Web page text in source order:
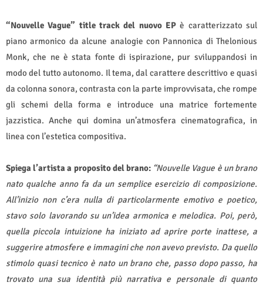
“Nouvelle Vague” title track del nuovo EP è caratterizzato sul
piano armonico da alcune analogie con Pannonica di Thelonious
Monk, che ne è stata fonte di ispirazione, pur sviluppandosi in
modo del tutto autonomo. Il tema, dal carattere descrittivo e quasi
da colonna sonora, contrasta con la parte improvvisata, che rompe
gli schemi della forma e introduce una matrice fortemente
jazzistica. Anche qui domina un’atmosfera cinematografica, in
linea con l’estetica compositiva.
Spiega l’artista a proposito del brano: “Nouvelle Vague è un brano
nato qualche anno fa da un semplice esercizio di composizione.
All’inizio non c’era nulla di particolarmente emotivo e poetico,
stavo solo lavorando su un’idea armonica e melodica. Poi, però,
quella piccola intuizione ha iniziato ad aprire porte inattese, a
suggerire atmosfere e immagini che non avevo previsto. Da quello
stimolo quasi tecnico è nato un brano che, passo dopo passo, ha
trovato una sua identità più narrativa e personale di quanto